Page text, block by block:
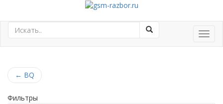
← BQ
Фильтры